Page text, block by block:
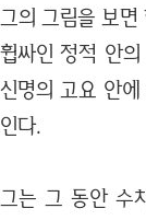
그의 그림을 보
휩싸인 정적 안
신명의 고요 안
인다.
그는 그 동안 수